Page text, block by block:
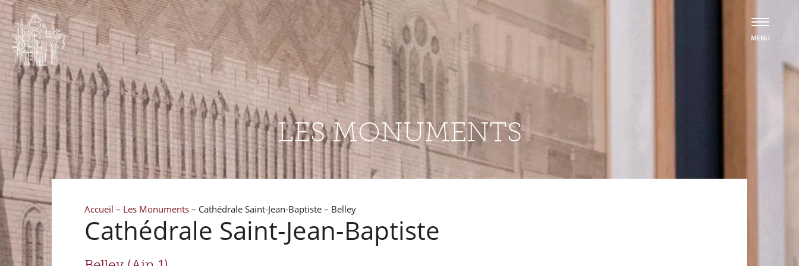
LES MONUMENTS
Accueil – Les Monuments – Cathédrale Saint-Jean-Baptiste – Belley
Cathédrale Saint-Jean-Baptiste